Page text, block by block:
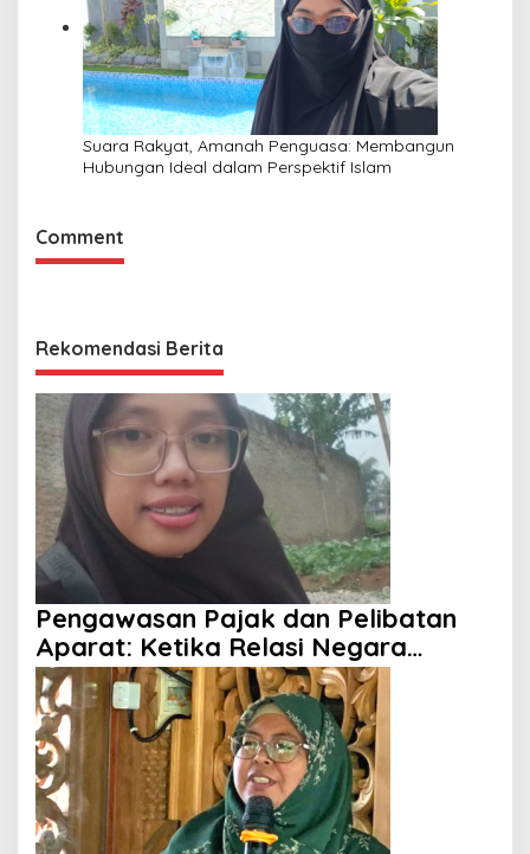
Suara Rakyat, Amanah Penguasa: Membangun
Hubungan Ideal dalam Perspektif Islam
Comment
Rekomendasi Berita
Pengawasan Pajak dan Pelibatan
Aparat: Ketika Relasi Negara
dengan Rakyat Dipertanyakan